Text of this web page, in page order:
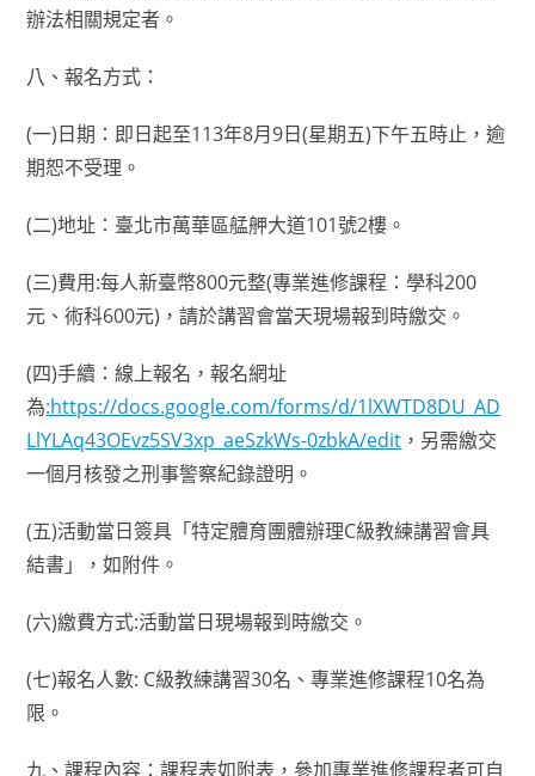
辦法相關規定者。
八、報名方式：
(一)日期：即日起至113年8月9日(星期五)下午五時止，逾
期恕不受理。
(二)地址：臺北市萬華區艋舺大道101號2樓。
(三)費用:每人新臺幣800元整(專業進修課程：學科200
元、術科600元)，請於講習會當天現場報到時繳交。
(四)手續：線上報名，報名網址
為:https://docs.google.com/forms/d/1lXWTD8DU_AD
LlYLAq43OEvz5SV3xp_aeSzkWs-0zbkA/edit ，另需繳交
一個月核發之刑事警察紀錄證明。
(五)活動當日簽具「特定體育團體辦理C級教練講習會具
結書」，如附件。
(六)繳費方式:活動當日現場報到時繳交。
(七)報名人數: C級教練講習30名、專業進修課程10名為
限。
九、課程內容：課程表如附表，參加專業進修課程者可自